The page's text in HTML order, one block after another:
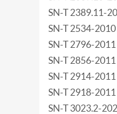
SN-T 2389.11-
SN-T 2534-
SN-T 2796-
SN-T 2856-
SN-T 2914-
SN-T 2918-
SN-T 3023.2-